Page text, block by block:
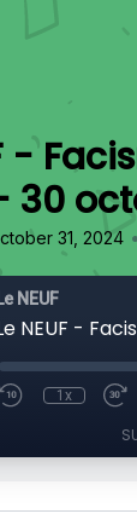
-
30
31, 2024 •
Le NEUF
1x